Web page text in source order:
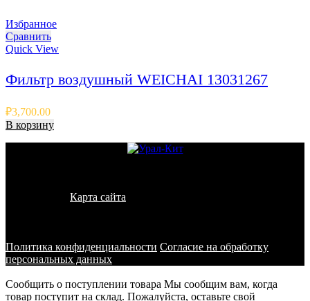
Избранное
Сравнить
Quick View
Фильтр воздушный WEICHAI 13031267
₽3,700.00
В корзину
Карта сайта
Политика конфиденциальности Согласие на обработку
персональных данных
Сообщить о поступлении товара Мы сообщим вам, когда
товар поступит на склад. Пожалуйста, оставьте свой